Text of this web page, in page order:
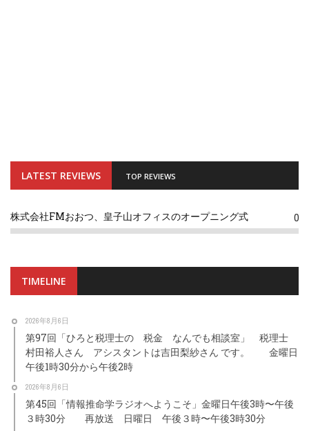
LATEST REVIEWS TOP REVIEWS
株式会社FMおおつ、皇子山オフィスのオープニング式 0
TIMELINE
2026年8月6日
第97回「ひろと税理士の 税金 なんでも相談室」 税理士
村田裕人さん アシスタントは吉田梨紗さん です。 金曜日
午後1時30分から午後2時
2026年8月6日
第45回「情報推命学ラジオへようこそ」金曜日午後3時〜午後
３時30分 再放送 日曜日 午後３時〜午後3時30分